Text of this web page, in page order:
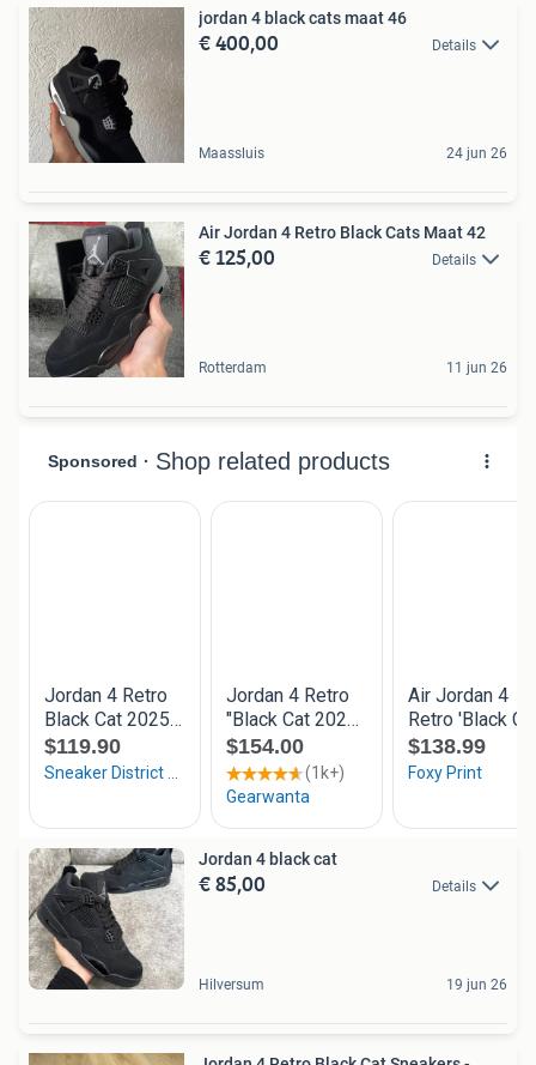
jordan 4 black cats maat 46
€ 400,00 Details
Maassluis 24 jun 26
Air Jordan 4 Retro Black Cats Maat 42
€ 125,00 Details
Rotterdam 11 jun 26
Jordan 4 black cat
€ 85,00 Details
Hilversum 19 jun 26